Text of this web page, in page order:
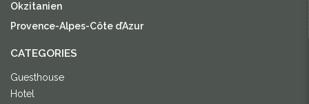
Okzitanien
Provence-Alpes-Côte d’Azur
CATEGORIES
Guesthouse
Hotel